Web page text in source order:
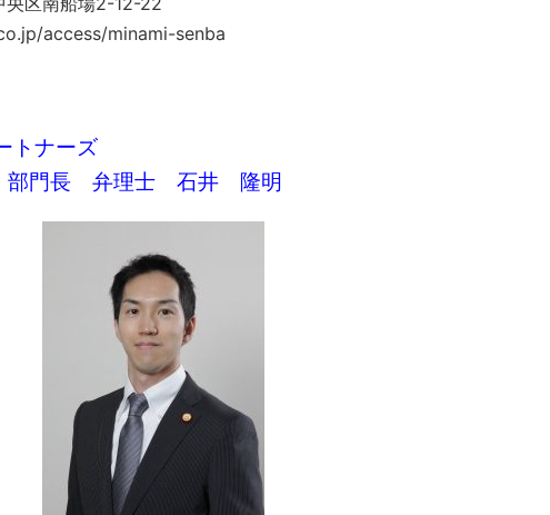
access/minami-senba
トナーズ
弁理士 石井 隆明